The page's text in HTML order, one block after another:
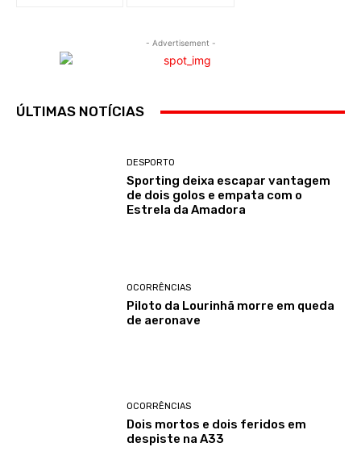
- Advertisement -
ÚLTIMAS NOTÍCIAS
DESPORTO
Sporting deixa escapar vantagem
de dois golos e empata com o
Estrela da Amadora
OCORRÊNCIAS
Piloto da Lourinhã morre em queda
de aeronave
OCORRÊNCIAS
Dois mortos e dois feridos em
despiste na A33